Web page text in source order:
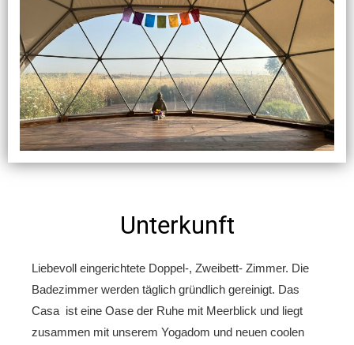
Unterkunft
Liebevoll eingerichtete Doppel-, Zweibett- Zimmer. Die
Badezimmer werden täglich gründlich gereinigt. Das
Casa ist eine Oase der Ruhe mit Meerblick und liegt
zusammen mit unserem Yogadom und neuen coolen